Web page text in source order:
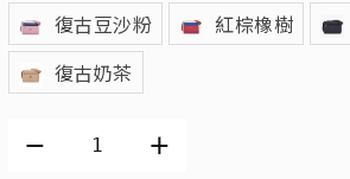
復古豆沙粉
紅棕橡樹
復古奶茶